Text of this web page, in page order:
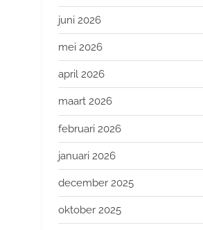
juni 2026
mei 2026
april 2026
maart 2026
februari 2026
januari 2026
december 2025
oktober 2025